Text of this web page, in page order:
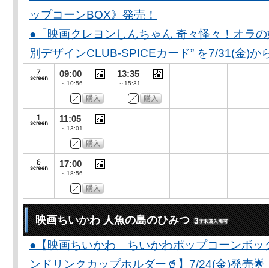
ップコーンBOX》発売！
●「映画クレヨンしんちゃん 奇々怪々！オラ
別デザインCLUB-SPICEカード” を7/31(金)か
09:00
～10:56
13:35
～15:31
11:05
～13:01
17:00
～18:56
映画ちいかわ 人魚の島のひみつ
●【映画ちいかわ ちいかわポップコーンボ
ンドリンクカップホルダー🥤】7/24(金)発売